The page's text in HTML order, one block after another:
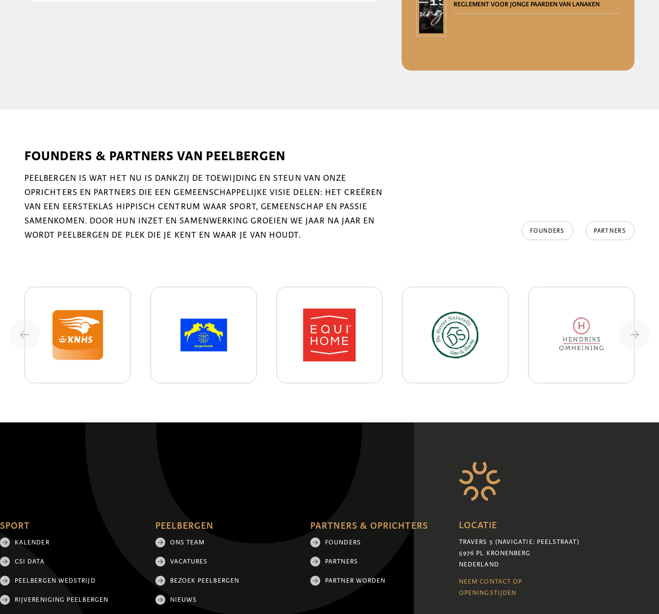
REGLEMENT VOOR JONGE PAARDEN VAN LANAKEN
FOUNDERS & PARTNERS VAN PEELBERGEN
PEELBERGEN IS WAT HET NU IS DANKZIJ DE TOEWIJDING EN STEUN VAN ONZE
OPRICHTERS EN PARTNERS DIE EEN GEMEENSCHAPPELIJKE VISIE DELEN: HET CREËREN
VAN EEN EERSTEKLAS HIPPISCH CENTRUM WAAR SPORT, GEMEENSCHAP EN PASSIE
SAMENKOMEN. DOOR HUN INZET EN SAMENWERKING GROEIEN WE JAAR NA JAAR EN
WORDT PEELBERGEN DE PLEK DIE JE KENT EN WAAR JE VAN HOUDT.
FOUNDERS PARTNERS
SPORT
KALENDER
CSI DATA
PEELBERGEN WEDSTRIJD
RIJVERENIGING PEELBERGEN
PEELBERGEN
ONS TEAM
VACATURES
BEZOEK PEELBERGEN
NIEUWS
PARTNERS & OPRICHTERS
FOUNDERS
PARTNERS
PARTNER WORDEN
LOCATIE
TRAVERS 5 (NAVIGATIE: PEELSTRAAT)
5976 PL KRONENBERG
NEDERLAND
NEEM CONTACT OP
OPENINGSTIJDEN